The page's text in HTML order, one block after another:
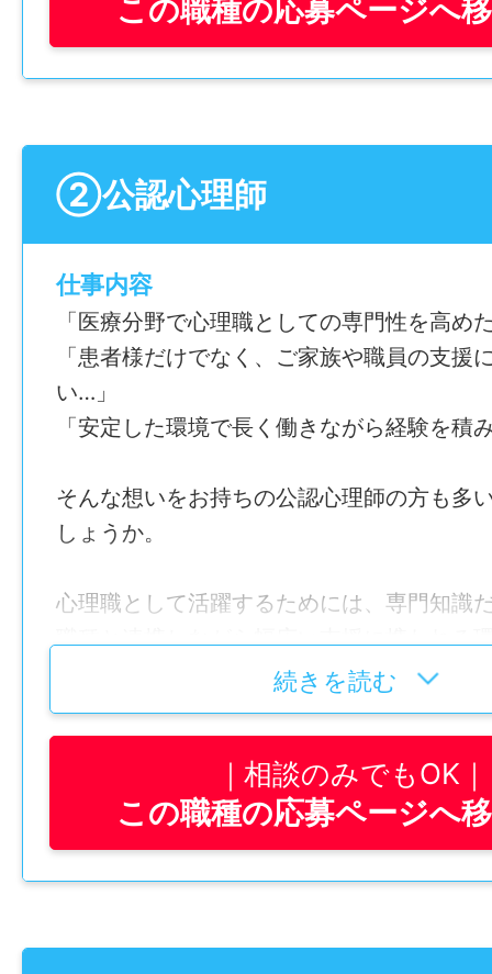
そんなあなたにオススメ！
「サザン・リージョン病院」なら、医師・
に寄り添った支援ができます。
鹿児島県内で初めて社会医療法人の認定を
病院として、地域医療を支えるやりがいを
────────────────
＼地域医療を支える相談支援の専門職！／
医療ソーシャルワーカー（社会福祉士）を
社会福祉士資格 必須
【おすすめPOINT3選】
鹿児島県内で初めて社会医療法人の認定を
患者様やご家族の支援を通じて地域医療に
[2] 有給取得しやすく残業少なめ！
い環境。入職時から有給休暇が付与される
みにも対応しやすい職場です。さらに、賞
月分！
この職種の応募ページへ
②公認心理師
仕事内容
「医療分野で心理職としての専門性を高め
「患者様だけでなく、ご家族や職員の支援
い…」
「安定した環境で長く働きながら経験を積
そんな想いをお持ちの公認心理師の方も多
しょうか。
心理職として活躍するためには、専門知識
職種と連携しながら幅広い支援に携われる
そんなあなたにオススメ！
「サザン・リージョン病院」なら、患者様
理支援はもちろん、職員のメンタルヘルス
ことができます。
地域医療を支える病院の一員として、専門
続きを読む
相談のみでもOK
この職種の応募ページへ